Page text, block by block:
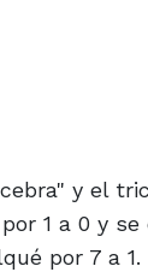
y el
1 a 0 y
por 7 a 1.